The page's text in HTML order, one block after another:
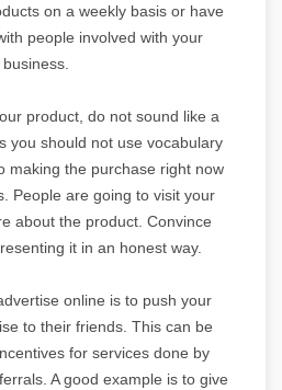
on a weekly basis or have
people involved with your
business.
product, do not sound like a
you should not use vocabulary
making the purchase right now
People are going to visit your
about the product. Convince
it in an honest way.
online is to push your
to their friends. This can be
for services done by
A good example is to give